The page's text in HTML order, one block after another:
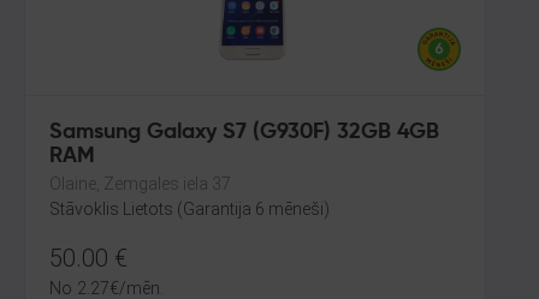
Samsung Galaxy S7 (G930F) 32GB 4GB
RAM
Olaine, Zemgales iela 37
Stāvoklis Lietots (Garantija 6 mēneši)
50.00 €
No 2.27€/mēn.